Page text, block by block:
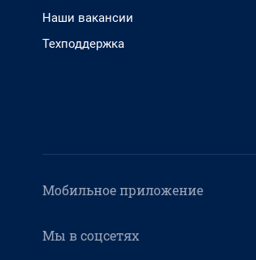
Наши вакансии
Техподдержка
Мобильное приложение
Мы в соцсетях